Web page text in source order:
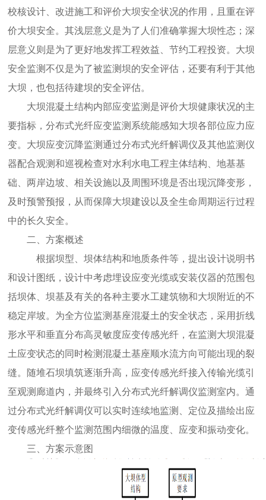
校核设计、改进施工和评价大坝安全状况的作用，且重在评
价大坝安全。其浅层意义是为了人们准确掌握大坝性态；深
层意义则是为了更好地发挥工程效益、节约工程投资。大坝
安全监测不仅是为了被监测坝的安全评估，还要有利于其他
大坝，也包括待建坝的安全评估。
大坝混凝土结构内部应变监测是评价大坝健康状况的主
要指标，分布式光纤应变监测系统能感知大坝各部位应力应
变。大坝应变沉降监测通过分布式光纤解调仪及其他监测仪
器配合观测和巡视检查对水利水电工程主体结构、地基基
础、两岸边坡、相关设施以及周围环境是否出现沉降变形，
及时预警预报，从而保障大坝建设以及全生命周期运行过程
中的长久安全。
二、方案概述
根据坝型、坝体结构和地质条件等，提出设计说明书
和设计图纸，设计中考虑埋设应变光缆或安装仪器的范围包
括坝体、坝基及有关的各种主要水工建筑物和大坝附近的不
稳定岸坡。为全方位监测基座混凝土的安全状态，采用折线
形水平和垂直分布高灵敏度应变传感光纤，在监测大坝混凝
土应变状态的同时检测混凝土基座顺水流方向可能出现的裂
缝。随堆石坝填筑逐渐升高，应变传感光纤接入传输光缆引
至观测廊道内，并最终引入分布式光纤解调仪监测室内。通
过分布式光纤解调仪可以实时连续地监测、定位及描绘出应
变传感光纤整个监测范围内细微的温度、应变和振动变化。
三、方案示意图